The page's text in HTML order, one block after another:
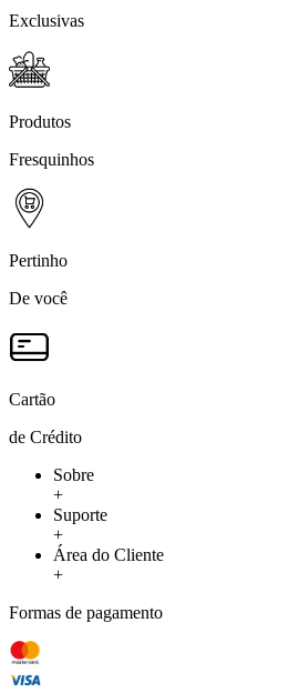
Exclusivas
Produtos
Fresquinhos
Pertinho
De você
Cartão
de Crédito
Sobre
+
Suporte
+
Área do Cliente
+
Formas de pagamento